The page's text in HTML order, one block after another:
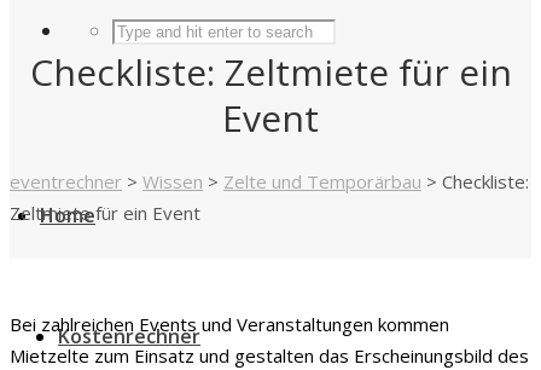
Home
Kostenrechner
Checkliste: Zeltmiete für ein
Event
eventrechner > Wissen > Zelte und Temporärbau > Checkliste:
Zeltmiete für ein Event
Bei zahlreichen Events und Veranstaltungen kommen
Mietzelte zum Einsatz und gestalten das Erscheinungsbild des